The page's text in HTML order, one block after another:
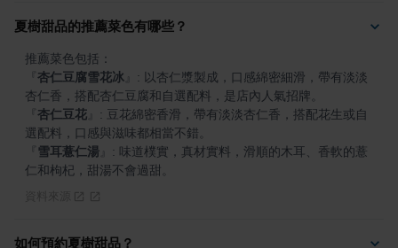
夏樹甜品的推薦菜色有哪些？
杏仁豆腐雪花冰
: 以杏仁漿製成，口感綿密細滑，帶有淡淡
杏仁豆花
: 豆花綿密香滑，帶有淡淡杏仁香，搭配花生或自
雪耳薏仁湯
: 味道樸實，真材實料，滑順的木耳、香軟的薏
仁和枸杞，甜湯不會過甜。
如何預約夏樹甜品？